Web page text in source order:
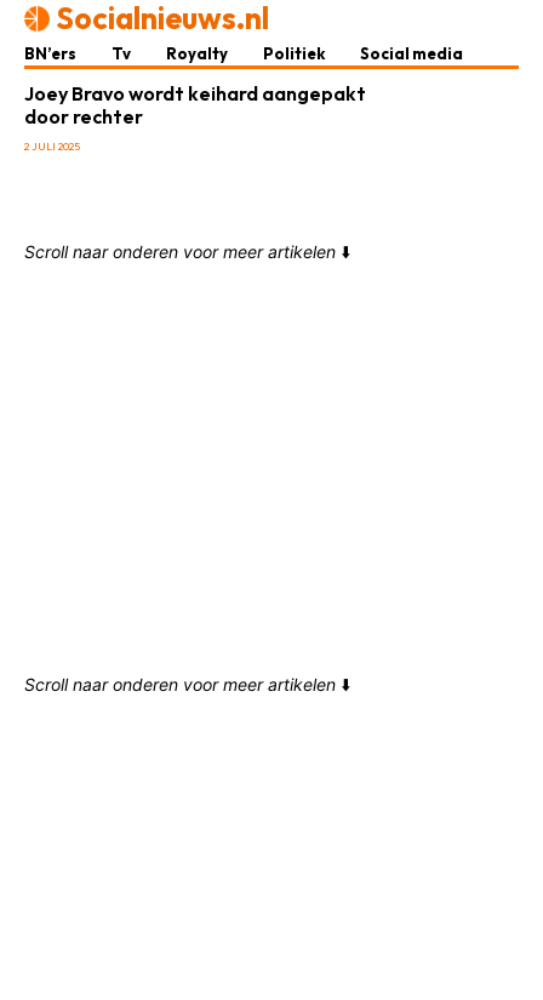
Socialnieuws.nl
BN’ers Tv Royalty Politiek Social media
Joey Bravo wordt keihard aangepakt
door rechter
2 JULI 2025
Scroll naar onderen voor meer artikelen ⬇️
Scroll naar onderen voor meer artikelen ⬇️